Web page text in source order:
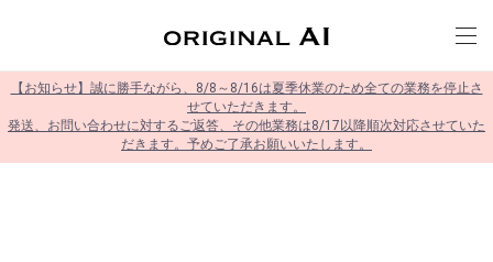
【お知らせ】誠に勝手ながら、8/8～8/16は夏季休業のため全ての業務を停止さ
せていただきます。
発送、お問い合わせに対するご返答、その他業務は8/17以降順次対応させていた
だきます。予めご了承お願いいたします。